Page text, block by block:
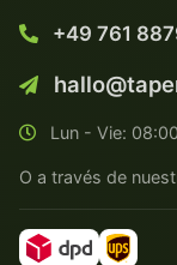
+49 761
Lun - Vie:
O a través de